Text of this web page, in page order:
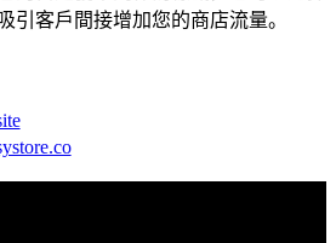
引客戶間接增加您的商店流量。